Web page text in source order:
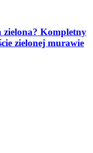
zielona? Kompletny
zielonej murawie